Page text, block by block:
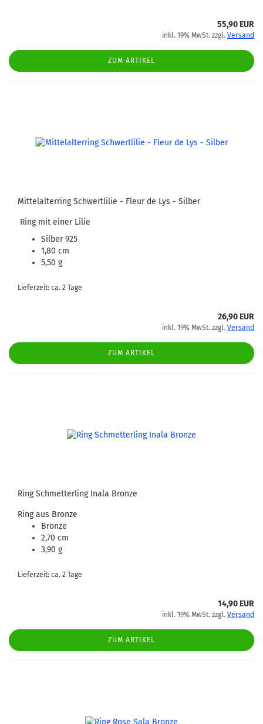
55,90 EUR
inkl. 19% MwSt. zzgl. Versand
ZUM ARTIKEL
Mittelalterring Schwertlilie - Fleur de Lys - Silber
Ring mit einer Lilie
Silber 925
1,80 cm
5,50 g
Lieferzeit: ca. 2 Tage
26,90 EUR
inkl. 19% MwSt. zzgl. Versand
ZUM ARTIKEL
Ring Schmetterling Inala Bronze
Ring aus Bronze
Bronze
2,70 cm
3,90 g
Lieferzeit: ca. 2 Tage
14,90 EUR
inkl. 19% MwSt. zzgl. Versand
ZUM ARTIKEL